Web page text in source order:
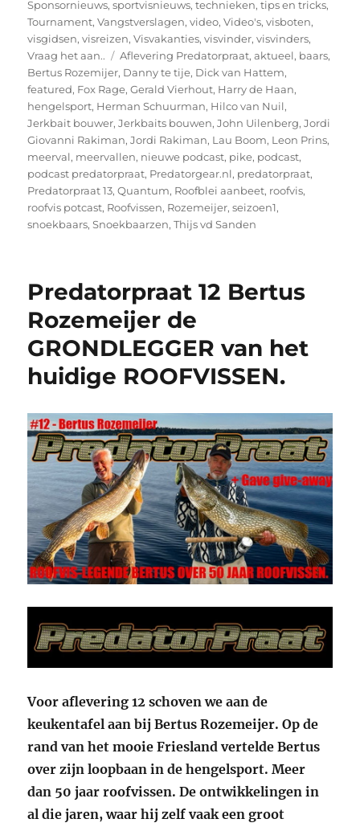
Sponsornieuws,sportvisnieuws,technieken,tips en tricks,
Tournament,Vangstverslagen,video,Video's,visboten,
visgidsen,visreizen,Visvakanties,visvinder,visvinders,
Vraag het aan..
Tags
Aflevering Predatorpraat,aktueel, baars,
Bertus Rozemijer, Danny te tije, Dick van Hattem,
featured, Fox Rage,Gerald Vierhout, Harry de Haan,
hengelsport, Herman Schuurman, Hilco van Nuil,
Jerkbait bouwer,Jerkbaits bouwen,John Uilenberg,Jordi
Giovanni Rakiman,Jordi Rakiman, Lau Boom, Leon Prins,
meerval, meervallen, nieuwe podcast, pike, podcast,
podcast predatorpraat, Predatorgear.nl, predatorpraat,
Predatorpraat 13,Quantum, Roofblei aanbeet, roofvis,
roofvis potcast, Roofvissen, Rozemeijer,seizoen1,
snoekbaars,Snoekbaarzen,Thijs vd Sanden
Predatorpraat 12 Bertus
Rozemeijer de
GRONDLEGGER van het
huidige ROOFVISSEN.
Voor aflevering 12 schoven we aan de
keukentafel aan bij Bertus Rozemeijer. Op de
rand van het mooie Friesland vertelde Bertus
over zijn loopbaan in de hengelsport. Meer
dan 50 jaar roofvissen. De ontwikkelingen in
al die jaren, waar hij zelf vaak een groot